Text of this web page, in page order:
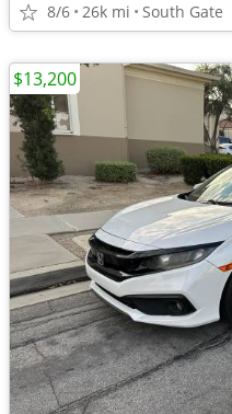
8/6 26k mi South Gate
$13,200